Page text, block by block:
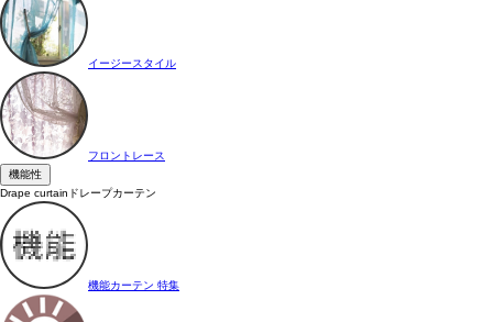
イージースタイル
フロントレース
機能性
Drape curtain ドレープカーテン
機能カーテン 特集